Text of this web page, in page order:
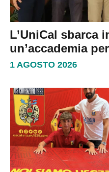
L’UniCal sbarca
un’accademia
1 AGOSTO 2026